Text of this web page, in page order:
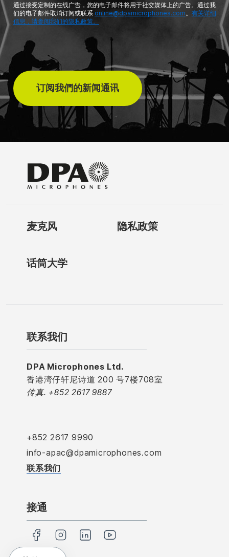
通过接受定制的在线广告，您的电子邮件将用于社交媒体上的广告。通过我
们的电子邮件取消订阅或联系 online@dpamicrophones.com 。 有关详细
信息，请参阅我们的隐私政策。
订阅我們的新闻通讯
麦克风 隐私政策
话筒大学
联系我们
DPA Microphones Ltd.
香港湾仔轩尼诗道 200 号7楼708室
传真. +852 2617 9887
+852 2617 9990
info-apac@dpamicrophones.com
联系我们
接通